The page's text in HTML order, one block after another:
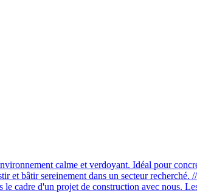
calme et verdoyant. Idéal pour
bâtir sereinement dans un secteur
cadre d'un projet de construction avec nous.